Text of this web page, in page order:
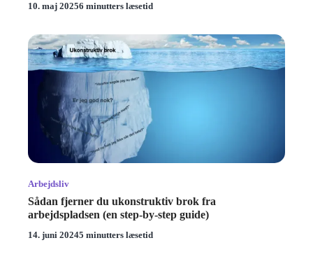
10. maj 20256 minutters læsetid
Arbejdsliv
Sådan fjerner du ukonstruktiv brok fra
arbejdspladsen (en step-by-step guide)
14. juni 20245 minutters læsetid